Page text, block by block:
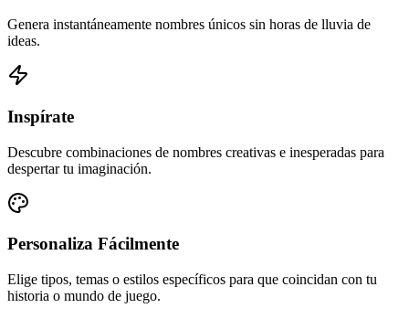
Genera instantáneamente nombres únicos sin horas de lluvia de
ideas.
Inspírate
Descubre combinaciones de nombres creativas e inesperadas para
despertar tu imaginación.
Personaliza Fácilmente
Elige tipos, temas o estilos específicos para que coincidan con tu
historia o mundo de juego.